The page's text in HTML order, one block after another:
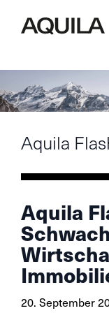
Aquila
Aquila
20. September